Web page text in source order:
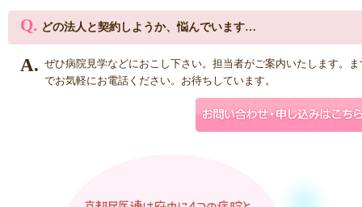
Q. どの法人と契約しようか、悩んでいます…
A. ぜひ病院見学などにおこし下さい。担当者がご案内いたします。
でお気軽にお電話ください。お待ちしています。